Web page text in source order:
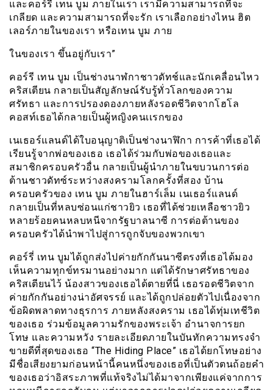
และคอร์รี เทน บูม ภายในเรา เรามีความสามารถที่จะ
เกลียด และความสามารถที่จะรัก เราเลือกอย่างไหน ฮิต
เลอร์ภายในของเรา หรือเทน บูม ภาย
ในของเรา ขึ้นอยู่กับเรา”
คอร์รี เทน บูม เป็นช่างนาฬกาชาวดัทช์และนักเคลื่อนไหว
คริสเตียน กลายเป็นสัญลักษณ์รับรู้ทั่วโลกของความ
ศรัทธา และการปรองดองภายหลังรอดชีวิตจากโฮโล
คอสท์เธอได้กลายเป็นผู้หญิงคนเเรกของ
เนเธอร์แลนด์ได้ใบอนุญาติเป็นช่างนาฬิกา การค้าที่เธอได้
เรียนรู้จากพ่อของเธอ เธอได้ร่วมกับพ่อของเธอและ
สมาชิกครอบครัวอื่น กลายเป็นผู้นำภายในขบวนการต่อ
ต้านชาวดัทซ์ระหว่างสงครามโลกครั้งที่สอง บ้าน
ครอบครัวของ เทน บูม ภายในฮาร์เล็ม เนเธอร์แลนด์
กลายเป็นที่หลบซ่อนแก่ชาวยิว เธอที่ได้ช่วยเหลือชาวยิว
หลายร้อยคนหลบหนีจากรัฐบาลนาซี การต่อต้านของ
ครอบครัวได้นำพาไปสู่การถูกจับของพวกเขา
คอร์รี่ เทน บูมได้ถูกส่งไปค่ายกักกันนาซีตรงที่เธอได้มอง
เห็นความทุกข์ทรมานอย่างมาก แต่ได้รักษาศรัทธาของ
คริสเตียนไว้ น้องสาวของเธอได้ตายที่นี่ เธอรอดชีวิตจาก
ค่ายกักกันอย่างน่าอัศจรรย์ และได้ถูกปล่อยตัวไปเนื่องจาก
ข้อผิดพลาดทางธุรการ ภายหลังสงคราม เธอได้ทุ่มเทชีวิต
ของเธอ ร่วมข้อมูลความรักของพระเจ้า อำนาจการยก
โทษ และความหวัง รายละเอียดภายในบันทักความทรงจำ
ขายดีที่สุดของเธอ “The Hiding Place” เธอได้ยกโทษอย่าง
มีชื่อเสียงยามก่อนหน้านี้คนหนึ่งของเธอที่เป็นตัวตนถ้อยคำ
ของเธอว่าอิสระภาพที่แท้จริงไม่ได้มาจากเพียงแค่จากการ